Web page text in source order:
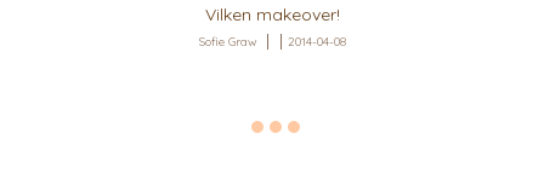
Vilken makeover!
Sofie Graw 2014-04-08